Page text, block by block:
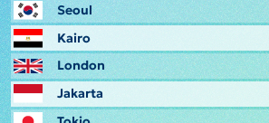
Seoul
Kairo
London
Jakarta